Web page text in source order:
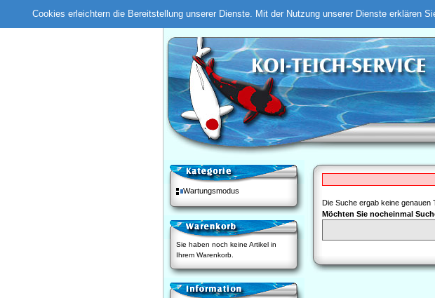
Cookies erleichtern die Bereitstellung unserer Dienste. Mit der Nutzung unserer Dienste erklären
Wartungsmodus
Sie haben noch keine Artikel in
Ihrem Warenkorb.
Die Suche ergab keine genauen
Möchten Sie nocheinmal